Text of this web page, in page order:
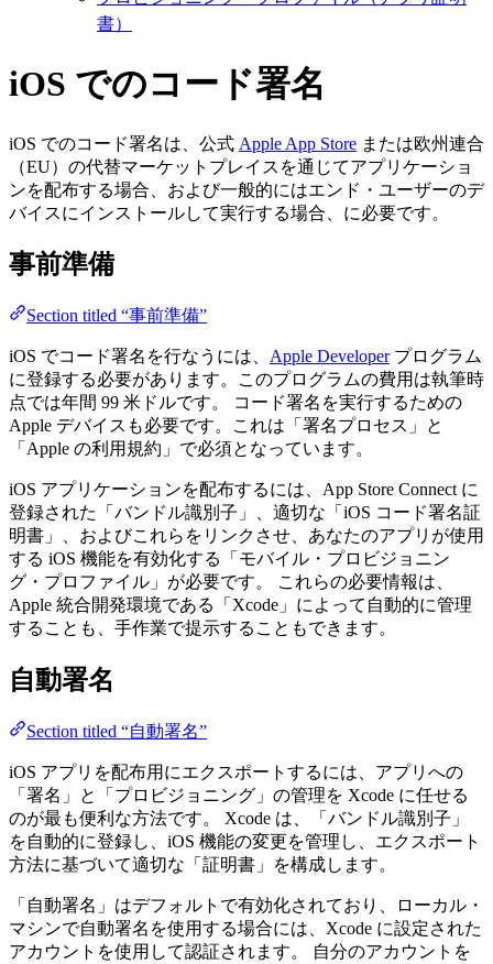
書）
iOS でのコード署名
iOS でのコード署名は、公式 Apple App Store または欧州連合
（EU）の代替マーケットプレイスを通じてアプリケーショ
ンを配布する場合、および一般的にはエンド・ユーザーのデ
バイスにインストールして実行する場合、に必要です。
事前準備
Section titled “事前準備”
iOS でコード署名を行なうには、 Apple Developerプログラム
に登録する必要があります。このプログラムの費用は執筆時
点では年間 99 米ドルです。 コード署名を実行するための
Apple デバイスも必要です。これは「署名プロセス」と
「Apple の利用規約」で必須となっています。
iOS アプリケーションを配布するには、App Store Connect に
登録された「バンドル識別子」、適切な「iOS コード署名証
明書」、およびこれらをリンクさせ、あなたのアプリが使用
する iOS 機能を有効化する「モバイル・プロビジョニン
グ・プロファイル」が必要です。 これらの必要情報は、
Apple 統合開発環境である「Xcode」によって自動的に管理
することも、手作業で提示することもできます。
自動署名
Section titled “自動署名”
iOS アプリを配布用にエクスポートするには、アプリへの
「署名」と「プロビジョニング」の管理を Xcode に任せる
のが最も便利な方法です。 Xcode は、「バンドル識別子」
を自動的に登録し、iOS 機能の変更を管理し、エクスポート
方法に基づいて適切な「証明書」を構成します。
「自動署名」はデフォルトで有効化されており、ローカル・
マシンで自動署名を使用する場合には、Xcode に設定された
アカウントを使用して認証されます。 自分のアカウントを